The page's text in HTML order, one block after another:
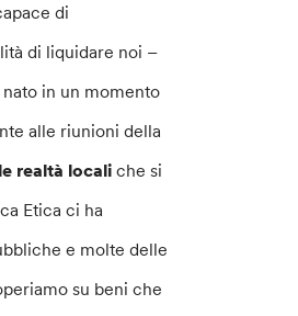
di
di liquidare noi –
in un momento
alle riunioni della
realtà localiche si
Etica ci ha
e molte delle
su beni che